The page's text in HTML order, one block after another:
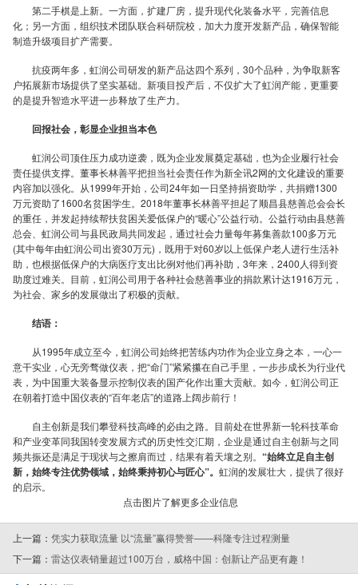
讯
国
际
第二手棋是上新。一方面，扩建厂房，提升现代化装备水平，完善信息
化；另一方面，组织技术团队联合科研院校，加大力度开发新产品，确保智能
制造升级项目扩产需要。
抗疫两年多，虹润公司研发的新产品达四个系列，30个品种，为争取新客
户拓展新市场提供了坚实基础。新项目投产后，不仅扩大了虹润产能，更重要
的是提升智造水平进一步释放了生产力。
回报社会，彰显企业担当本色
虹润公司顶住压力成功逆袭，既为企业发展奠定基础，也为企业履行社会
责任提供支撑。董事长林善平把担当社会责任作为新全讯2网的文化建设的重要
内容加以强化。从1999年开始，公司24年如一日坚持捐资助学，共捐赠1300
万元资助了1600名贫困学生。2018年董事长林善平担起了顺昌县慈善总会会长
的重任，并发起持续帮扶贫困关爱低保户的“暖心”公益行动。公益行动由县慈善
总会、虹润公司与县民政局共同发起，通过社会力量每年募集善款100多万元
(其中每年由虹润公司出资30万元)，既用于对60岁以上低保户老人进行生活补
助，也根据低保户的大病医疗支出比例对他们再补助，3年来，2400人得到资
助度过难关。目前，虹润公司用于各种社会慈善事业的捐款累计达1916万元，
为社会、家乡的发展做出了积极的贡献。
结语：
从1995年成立至今，虹润公司始终把苦练内功作为企业立身之本，一心一
意干实业，心无旁骛做仪表，把“命门”紧紧攥在自己手里，一步步成长为行业代
表，为中国重大装备显示控制仪表的国产化作出重大贡献。如今，虹润公司正
在朝着打造中国仪表的“百年老店”的道路上阔步前行！
自主创新是我们攀登科技高峰的必由之路。目前处在世界新一轮科技革命
和产业变革同我国转变发展方式的历史性交汇期，企业是通过自主创新与之同
频共振还是满足于现状与之擦肩而过，结果有着天壤之别。 “始终立足自主创
新，始终专注优势领域，始终秉持初心与匠心”。 虹润的发展壮大，提供了很好
的启示。
点击图片了解更多企业信息
上一篇： 凭实力获取流量 以“流量”赢得赞誉——科隆专注过程测量
下一篇： 雷达仪表销量超过100万台，威格中国：创新让产品更有趣！